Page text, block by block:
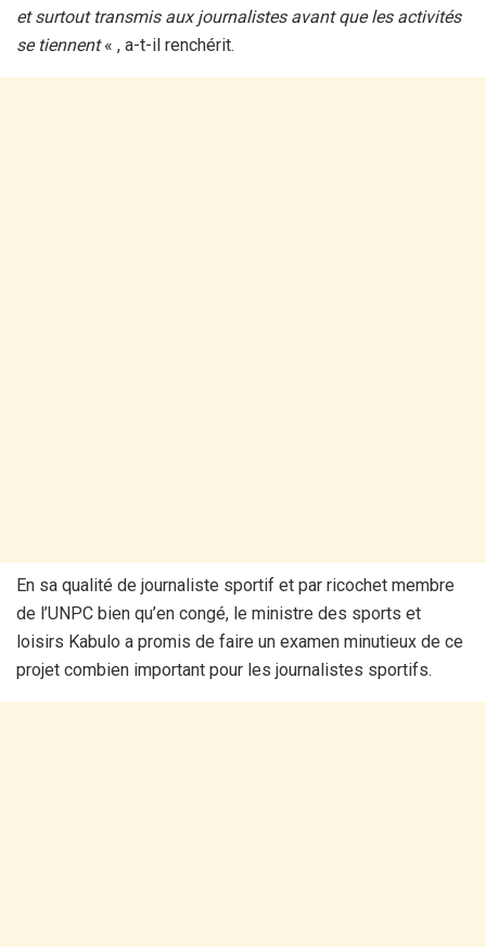
et surtout transmis aux journalistes avant que les activités
se tiennent« , a-t-il renchérit.
En sa qualité de journaliste sportif et par ricochet membre
de l’UNPC bien qu’en congé, le ministre des sports et
loisirs Kabulo a promis de faire un examen minutieux de ce
projet combien important pour les journalistes sportifs.